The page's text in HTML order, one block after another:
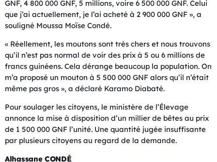
GNF, 4 800 000 GNF, 5 millions, voire 6 500 000 GNF. Celui
que j’ai actuellement, je l’ai acheté à 2 900 000 GNF », a
souligné Moussa Moïse Condé.
« Réellement, les moutons sont très chers et nous trouvons
qu’il n’est pas normal de voir des prix à 5 ou 6 millions de
francs guinéens. Cela dérange beaucoup la population. On
m’a proposé un mouton à 5 500 000 GNF alors qu’il n’était
même pas gros », a déclaré Karamo Diabaté.
Pour soulager les citoyens, le ministère de l’Élevage
annonce la mise à disposition d’un millier de bêtes au prix
de 1 500 000 GNF l’unité. Une quantité jugée insuffisante
par plusieurs citoyens au regard de la demande.
Alhassane CONDÉ